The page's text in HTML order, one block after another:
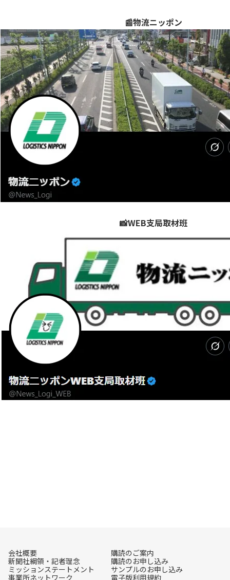
📰物流ニッポン
📸WEB支局取材班
会社概要
新聞社綱領・記者理念
ミッションステートメント
事業所ネットワーク
購読のご案内
購読のお申し込み
サンプルのお申し込み
電子版利用規約